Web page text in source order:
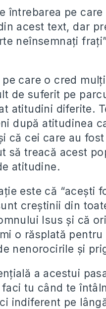
întrebarea pe
acest text, dar
neînsemnați
pe care o cred
de suferit pe
atitudini diferite.
după atitudinea
că cei care au
să treacă acest
atitudine.
este că “acești
creștinii din
Isus și că
o răsplată
nenorocirile și
a acestui
tu când te
indiferent pe